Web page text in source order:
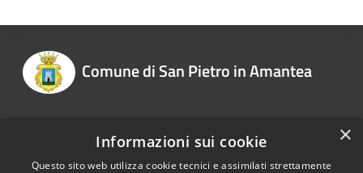
Comune di San Pietro in Amantea
Recapiti e contatti
×
Informazioni sui cookie
Questo sito web utilizza cookie tecnici e assimilati strettamente